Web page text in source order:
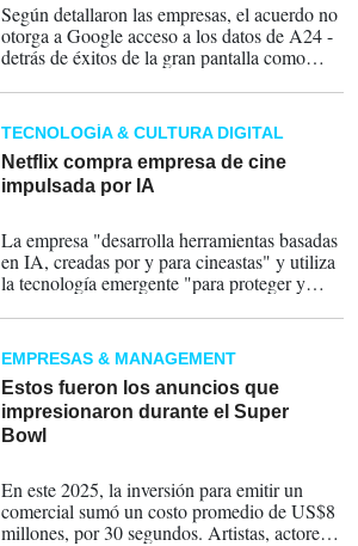
Según detallaron las empresas, el acuerdo no
otorga a Google acceso a los datos de A24 -
detrás de éxitos de la gran pantalla como
Everywhere All at Once' y 'Civil War'- ni a
su catálogo de películas y series de
televisión.
TECNOLOGÍA & CULTURA DIGITAL
Netflix compra empresa de cine
impulsada por IA
La empresa "desarrolla herramientas basadas
en IA, creadas por y para cineastas" y utiliza
la tecnología emergente "para proteger y
fundada por Ben Affleck.
EMPRESAS & MANAGEMENT
Estos fueron los anuncios que
impresionaron durante el Super
Bowl
En este 2025, la inversión para emitir un
comercial sumó un costo promedio de US$8
millones, por 30 segundos. Artistas, actores y